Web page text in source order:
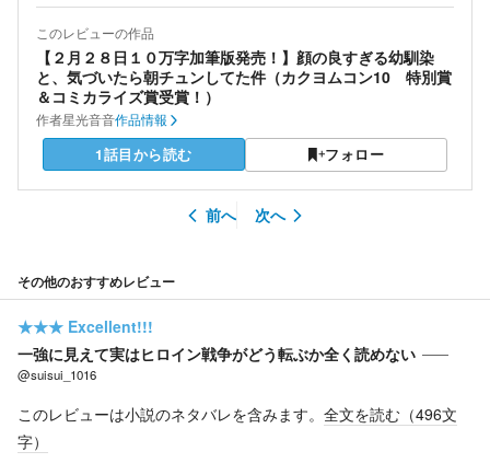
このレビューの作品
【２月２８日１０万字加筆版発売！】顔の良すぎる幼馴染
と、気づいたら朝チュンしてた件（カクヨムコン10 特別賞
＆コミカライズ賞受賞！）
作者星光音音作品情報
1話目から読む フォロー
前へ 次へ
その他のおすすめレビュー
★★★ Excellent!!!
一強に見えて実はヒロイン戦争がどう転ぶか全く読めない
@suisui_1016
このレビューは小説のネタバレを含みます。 全文を読む（496文
字）